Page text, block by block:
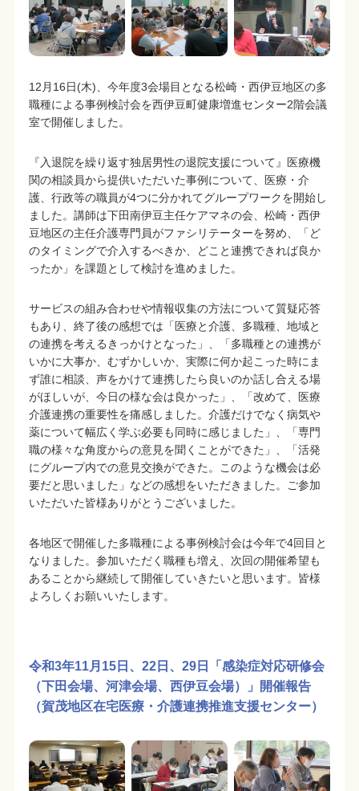
12月16日(木)、今年度3会場目となる松崎・西伊豆地区の多
職種による事例検討会を西伊豆町健康増進センター2階会議
室で開催しました。
『入退院を繰り返す独居男性の退院支援について』医療機
関の相談員から提供いただいた事例について、医療・介
護、行政等の職員が4つに分かれてグループワークを開始し
ました。講師は下田南伊豆主任ケアマネの会、松崎・西伊
豆地区の主任介護専門員がファシリテーターを努め、「ど
のタイミングで介入するべきか、どこと連携できれば良か
ったか」を課題として検討を進めました。
サービスの組み合わせや情報収集の方法について質疑応答
もあり、終了後の感想では「医療と介護、多職種、地域と
の連携を考えるきっかけとなった」、「多職種との連携が
いかに大事か、むずかしいか、実際に何か起こった時にま
ず誰に相談、声をかけて連携したら良いのか話し合える場
がほしいが、今日の様な会は良かった」、「改めて、医療
介護連携の重要性を痛感しました。介護だけでなく病気や
薬について幅広く学ぶ必要も同時に感じました」、「専門
職の様々な角度からの意見を聞くことができた」、「活発
にグループ内での意見交換ができた。このような機会は必
要だと思いました」などの感想をいただきました。ご参加
いただいた皆様ありがとうございました。
各地区で開催した多職種による事例検討会は今年で4回目と
なりました。参加いただく職種も増え、次回の開催希望も
あることから継続して開催していきたいと思います。皆様
よろしくお願いいたします。
令和3年11月15日、22日、29日「感染症対応研修会
（下田会場、河津会場、西伊豆会場）」開催報告
（賀茂地区在宅医療・介護連携推進支援センター）